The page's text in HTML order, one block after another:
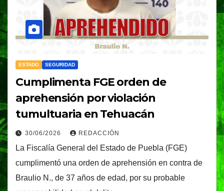
ESTADO SEGURIDAD
Cumplimenta FGE orden de
aprehensión por violación
tumultuaria en Tehuacán
30/06/2026 REDACCIÓN
La Fiscalía General del Estado de Puebla (FGE)
cumplimentó una orden de aprehensión en contra de
Braulio N., de 37 años de edad, por su probable